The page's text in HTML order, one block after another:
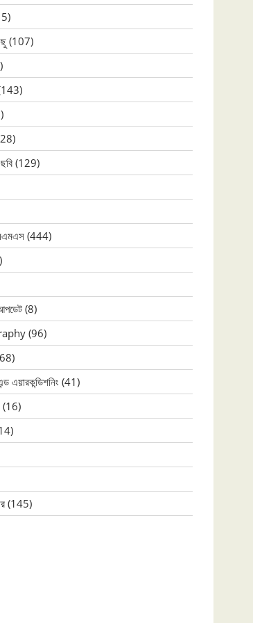
(107)
(129)
(444)
(8)
(96)
এয়ারকন্ডিশনিং (41)
(16)
(145)